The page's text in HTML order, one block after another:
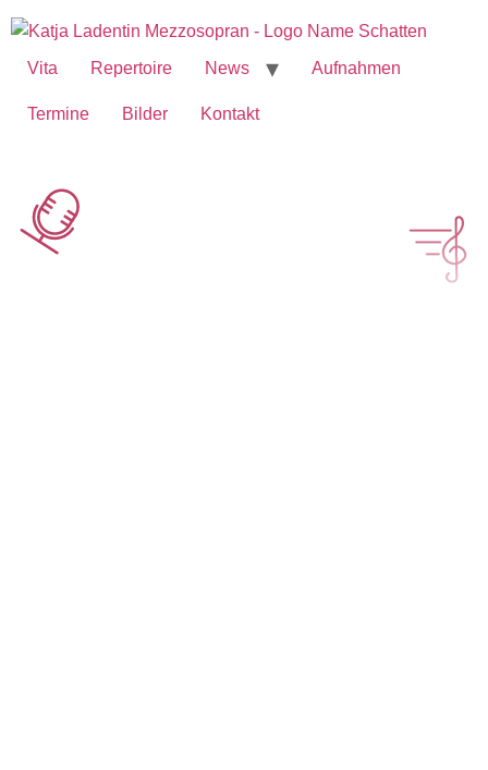
Vita Repertoire News Aufnahmen
Termine Bilder Kontakt